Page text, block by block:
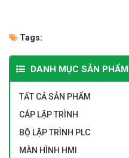
Tags:
DANH MỤC SẢN PHẨM
TẤT CẢ SẢN PHẨM
CÁP LẬP TRÌNH
BỘ LẬP TRÌNH PLC
MÀN HÌNH HMI